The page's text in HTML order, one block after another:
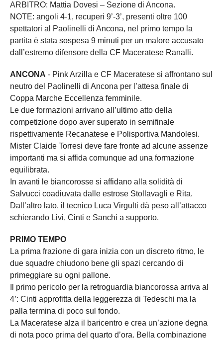
ARBITRO: Mattia Dovesi – Sezione di Ancona.
NOTE: angoli 4-1, recuperi 9’-3’, presenti oltre 100
spettatori al Paolinelli di Ancona, nel primo tempo la
partita è stata sospesa 9 minuti per un malore accusato
dall’estremo difensore della CF Maceratese Ranalli.
ANCONA - Pink Arzilla e CF Maceratese si affrontano sul
neutro del Paolinelli di Ancona per l’attesa finale di
Coppa Marche Eccellenza femminile.
Le due formazioni arrivano all’ultimo atto della
competizione dopo aver superato in semifinale
rispettivamente Recanatese e Polisportiva Mandolesi.
Mister Claide Torresi deve fare fronte ad alcune assenze
importanti ma si affida comunque ad una formazione
equilibrata.
In avanti le biancorosse si affidano alla solidità di
Salvucci coadiuvata dalle estrose Stollavagli e Rita.
Dall’altro lato, il tecnico Luca Virgulti dà peso all’attacco
schierando Livi, Cinti e Sanchi a supporto.
PRIMO TEMPO
La prima frazione di gara inizia con un discreto ritmo, le
due squadre chiudono bene gli spazi cercando di
primeggiare su ogni pallone.
Il primo pericolo per la retroguardia biancorossa arriva al
4’: Cinti approfitta della leggerezza di Tedeschi ma la
palla termina di poco sul fondo.
La Maceratese alza il baricentro e crea un’azione degna
di nota poco prima del quarto d’ora. Bella combinazione